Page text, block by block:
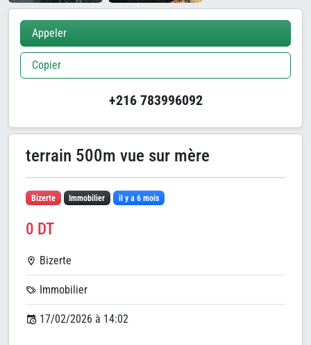
Appeler
Copier
+216 783996092
terrain 500m vue sur mère
Bizerte Immobilier il y a 6 mois
0 DT
Bizerte
Immobilier
17/02/2026 à 14:02